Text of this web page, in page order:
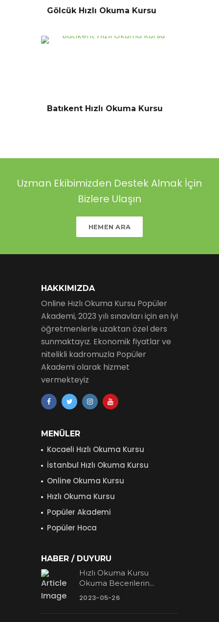
Gölcük Hızlı Okuma Kursu
Batıkent Hızlı Okuma Kursu
Uzman Ekibimizden Destek Almak İçin
Bizlere Ulaşın
HEMEN ARA
HAKKIMIZDA
Online Hızlı Okuma Kursu Popüler
Akademi, 2023 yılı sınavları için en iyi
öğretmenlerle uzaktan özel ders
sunmaktayız. Ekonomik fiyatlar ve
nitelikli kadromuzla Popüler
Akademi olarak hizmet
vermekteyiz
MENÜLER
Kocaeli Hızlı Okuma Kursu
İstanbul Hızlı Okuma Kursu
Online Okuma Kursu
Hızlı Okuma Kursu
Popüler Akademi
Popüler Hoca
HABER / DUYURU
Hızlı Okuma Kursu
Okuma Becerilerin...
2023-05-26